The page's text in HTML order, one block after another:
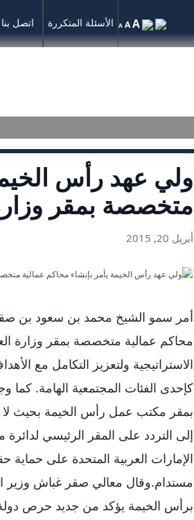
اتصل بنا الأسئلة المتكررة A AA
ولي عهد رأس
متخصصة بمقر
أبريل 20, 2015
أمر سمو الشيخ محمد بن سعود بن
محاكم عمالية متخصصة بمقر وزارة
الاستراتيجية ولتعزيز التكامل مع
كإحدى الفئات المجتمعية الهامة. كما
بمقر مكتب عمل رأس الخيمة بحيث لا
إلى التردد على المقر الرئيسي
الإمارات العربية المتحدة على حماية
مستدام.وقال معالي صقر غباش وزير
برأس الخيمة يؤكد من جديد حرص دولة